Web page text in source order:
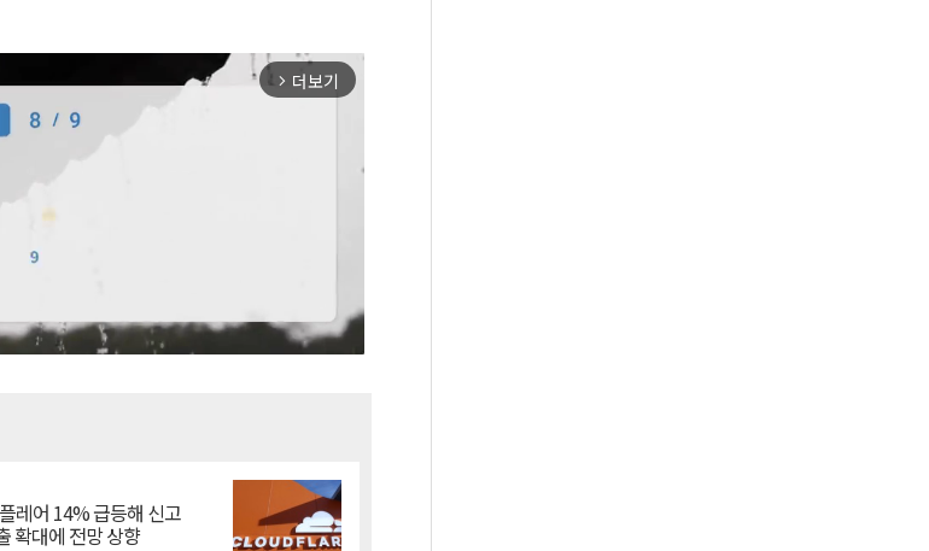
arrow_forward_ios 더보기
레어 14% 급등해 신고
확대에 전망 상향